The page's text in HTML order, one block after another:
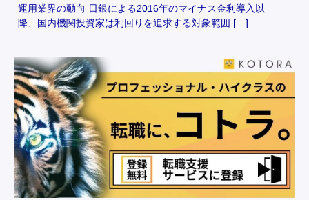
運用業界の動向 日銀による2016年のマイナス金利導入以
降、国内機関投資家は利回りを追求する対象範囲 […]